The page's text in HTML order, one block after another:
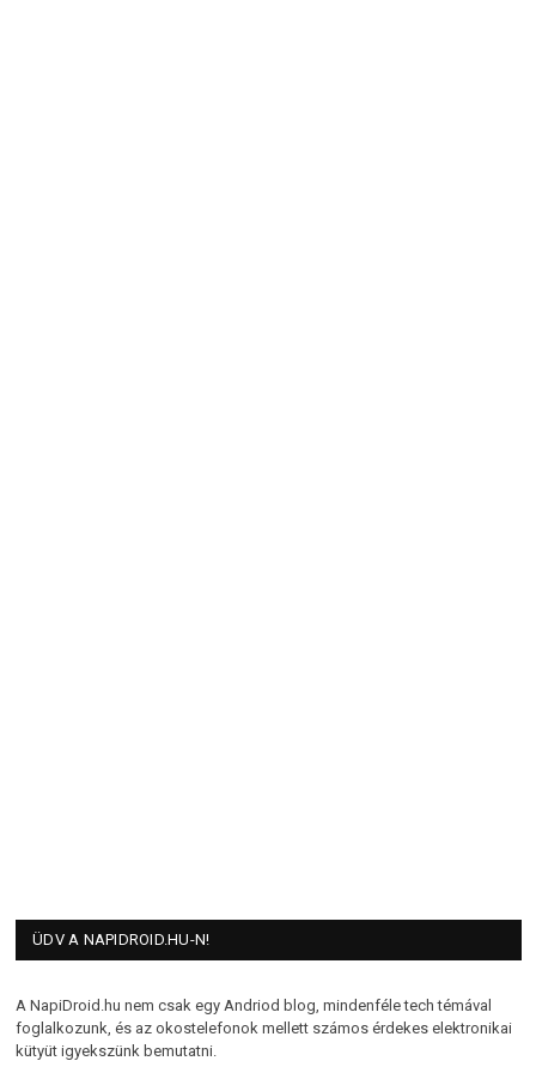
ÜDV A NAPIDROID.HU-N!
A NapiDroid.hu nem csak egy Andriod blog, mindenféle tech témával
foglalkozunk, és az okostelefonok mellett számos érdekes elektronikai
kütyüt igyekszünk bemutatni.